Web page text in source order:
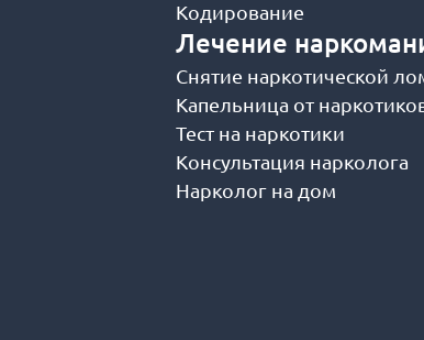
Кодирование
Лечение
Снятие наркотической
Капельница от
Тест на наркотики
Консультация нарколога
Нарколог на дом